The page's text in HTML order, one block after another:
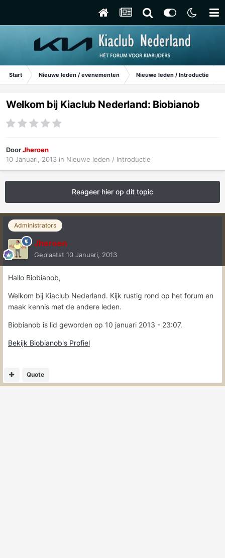
Start Nieuwe leden / evenementen Nieuwe leden / Introductie
Welkom bij Kiaclub Nederland: Biobianob
DoorJheroen
10 Januari, 2013 in Nieuwe leden / Introductie
Reageer hier op dit topic
Administrators
Jheroen
Geplaatst 10 Januari, 2013
Hallo Biobianob,
Welkom bij Kiaclub Nederland. Kijk rustig rond op het forum en
maak kennis met de andere leden.
Biobianob is lid geworden op 10 januari 2013 - 23:07.
Bekijk Biobianob's Profiel
Quote